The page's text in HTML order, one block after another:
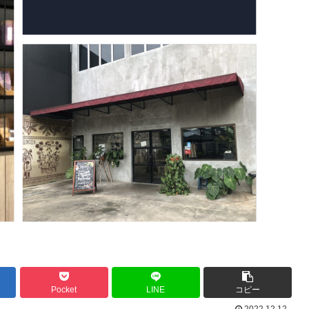
Pocket LINE
コピー